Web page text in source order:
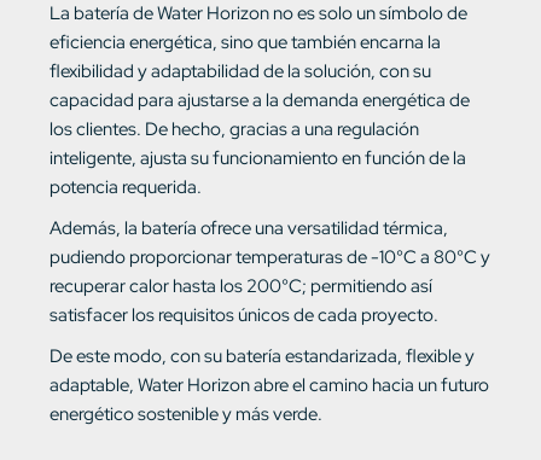
La batería de Water Horizon no es solo un símbolo de
eficiencia energética, sino que también encarna la
flexibilidad y adaptabilidad de la solución, con su
capacidad para ajustarse a la demanda energética de
los clientes. De hecho, gracias a una regulación
inteligente, ajusta su funcionamiento en función de la
potencia requerida.
Además, la batería ofrece una versatilidad térmica,
pudiendo proporcionar temperaturas de -10°C a 80°C y
recuperar calor hasta los 200°C; permitiendo así
satisfacer los requisitos únicos de cada proyecto.
De este modo, con su batería estandarizada, flexible y
adaptable, Water Horizon abre el camino hacia un futuro
energético sostenible y más verde.